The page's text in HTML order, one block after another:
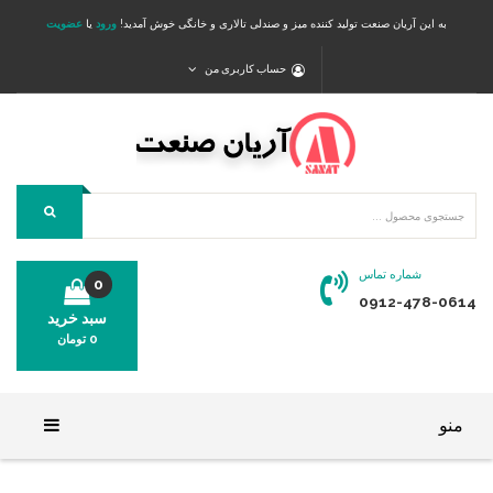
به این آریان صنعت تولید کننده میز و صندلی تالاری و خانگی خوش آمدید! ورود یا عضویت
حساب کاربری من
شماره تماس
0912-478-0614
سبد خرید
0
0 تومان
منو